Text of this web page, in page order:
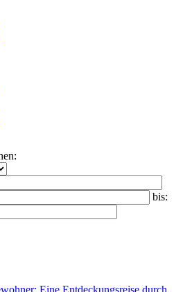
bis:
Eine Entdeckungsreise durch